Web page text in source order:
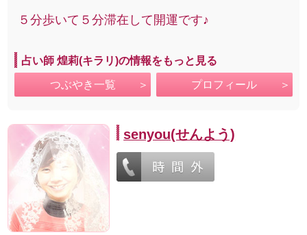
５分歩いて５分滞在して開運です♪
占い師 煌莉(キラリ)の情報をもっと見る
つぶやき一覧 プロフィール
senyou(せんよう)